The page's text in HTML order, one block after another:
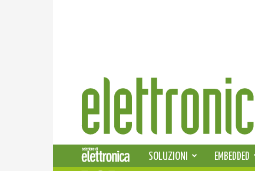
Elettronica
News
SOLUZIONI EMBEDDED